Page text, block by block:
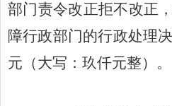
部门责令改正拒不改正
障行政部门的行政处理
元（大写： 玖仟元整）。